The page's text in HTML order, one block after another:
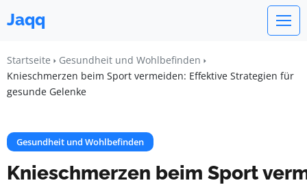
Jaqq
Startseite
Gesundheit und Wohlbefinden
Knieschmerzen beim Sport vermeiden: Effektive Strategien für
gesunde Gelenke
Gesundheit und Wohlbefinden
Knieschmerzen beim Sport